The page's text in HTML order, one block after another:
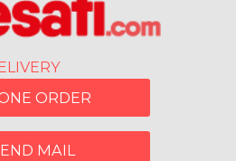
ORDER
MAIL